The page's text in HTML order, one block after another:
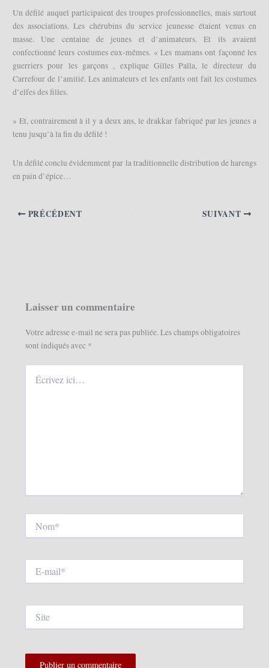
Un défilé auquel participaient des troupes professionnelles, mais surtout
des associations. Les chérubins du service jeunesse étaient venus en
masse. Une centaine de jeunes et d’animateurs. Et ils avaient
confectionné leurs costumes eux-mêmes. « Les mamans ont façonné les
guerriers pour les garçons , explique Gilles Palla, le directeur du
Carrefour de l’amitié. Les animateurs et les enfants ont fait les costumes
d’elfes des filles.
» Et, contrairement à il y a deux ans, le drakkar fabriqué par les jeunes a
tenu jusqu’à la fin du défilé !
Un défilé conclu évidemment par la traditionnelle distribution de harengs
en pain d’épice…
PRÉCÉDENT SUIVANT
Laisser un commentaire
Votre adresse e-mail ne sera pas publiée.Les champs obligatoires
sont indiqués avec *
ici…
mail*